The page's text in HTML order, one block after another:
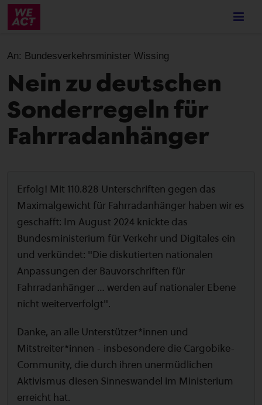
Skip
content
An: Bundesverkehrsminister Wissing
Nein zu deutschen
Sonderregeln für
Fahrradanhänger
Erfolg! Mit 110.828 Unterschriften gegen das
Maximalgewicht für Fahrradanhänger haben wir es
geschafft: Im August 2024 knickte das
Bundesministerium für Verkehr und Digitales ein
und verkündet: "Die diskutierten nationalen
Anpassungen der Bauvorschriften für
Fahrradanhänger … werden auf nationaler Ebene
nicht weiterverfolgt".
Danke, an alle Unterstützer*innen und
Mitstreiter*innen - insbesondere die Cargobike-
Community, die durch ihren unermüdlichen
Aktivismus diesen Sinneswandel im Ministerium
erreicht hat.